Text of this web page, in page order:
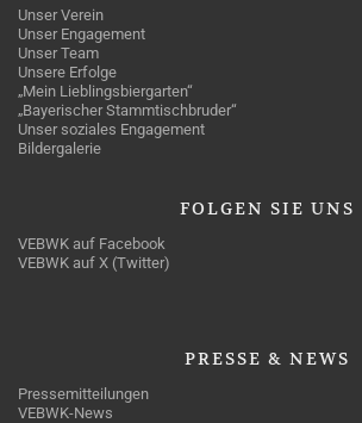
Unser Verein
Unser Engagement
Unser Team
Unsere Erfolge
„Mein Lieblingsbiergarten“
„Bayerischer Stammtischbruder“
Unser soziales Engagement
Bildergalerie
FOLGEN SIE UNS
VEBWK auf Facebook
VEBWK auf X (Twitter)
PRESSE & NEWS
Pressemitteilungen
VEBWK-News